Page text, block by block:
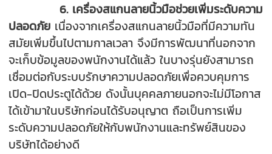
6. เครื่องสแกนลายนิ้วมือช่วยเพิ่มระดับความ
ปลอดภัย เนื่องจากเครื่องสแกนลายนิ้วมือที่มีความทัน
สมัยเพิ่มขึ้นไปตามกาลเวลา จึงมีการพัฒนาที่นอกจาก
จะเก็บข้อมูลของพนักงานได้แล้ว ในบางรุ่นยังสามารถ
เชื่อมต่อกับระบบรักษาความปลอดภัยเพื่อควบคุมการ
เปิด-ปิดประตูได้ด้วย ดังนั้นบุคคลภายนอกจะไม่มีโอกาส
ได้เข้ามาในบริษัทก่อนได้รับอนุญาต ถือเป็นการเพิ่ม
ระดับความปลอดภัยให้กับพนักงานและทรัพย์สินของ
บริษัทได้อย่างดี